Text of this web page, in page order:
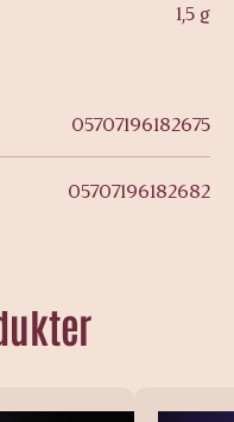
1,5 g
05707196182675
05707196182682